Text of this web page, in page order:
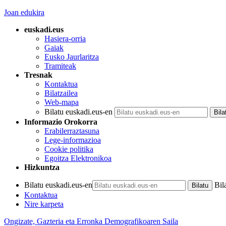
Joan edukira
euskadi.eus
Hasiera-orria
Gaiak
Eusko Jaurlaritza
Tramiteak
Tresnak
Kontaktua
Bilatzailea
Web-mapa
Bilatu euskadi.eus-en
Informazio Orokorra
Erabilerraztasuna
Lege-informazioa
Cookie politika
Egoitza Elektronikoa
Hizkuntza
Bilatu euskadi.eus-en
Kontaktua
Nire karpeta
Ongizate, Gazteria eta Erronka Demografikoaren Saila